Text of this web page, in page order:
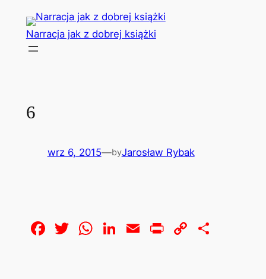
Przejdź
treści
Narracja jak z dobrej książki
6
wrz 6, 2015—byJarosław Rybak
Facebook
Twitter
WhatsApp
LinkedIn
EmailPrintCopy